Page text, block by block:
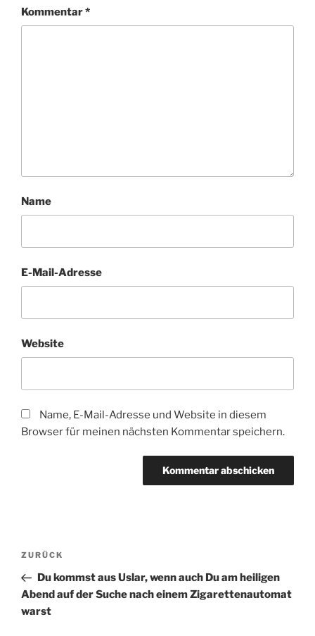
Kommentar*
Name
E-Mail-Adresse
Website
Name, E-Mail-Adresse und Website in diesem
Browser für meinen nächsten Kommentar speichern.
Beitragsnavigation
Vorheriger
Beitrag
ZURÜCK
Du kommst aus Uslar, wenn auch Du am heiligen
Abend auf der Suche nach einem Zigarettenautomat
warst